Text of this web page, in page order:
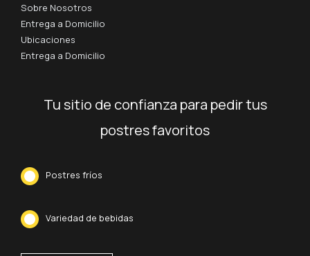
Sobre Nosotros
Entrega a Domicilio
Ubicaciones
Entrega a Domicilio
Tu sitio de confianza para pedir tus
postres favoritos
Postres fríos
Variedad de bebidas